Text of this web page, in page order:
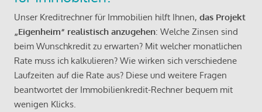
Unser Kreditrechner für Immobilien hilft Ihnen, das Projekt
„Eigenheim“ realistisch anzugehen: Welche Zinsen sind
beim Wunschkredit zu erwarten? Mit welcher monatlichen
Rate muss ich kalkulieren? Wie wirken sich verschiedene
Laufzeiten auf die Rate aus? Diese und weitere Fragen
beantwortet der Immobilienkredit-Rechner bequem mit
wenigen Klicks.